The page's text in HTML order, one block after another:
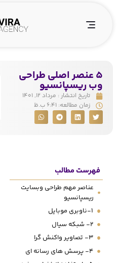
5 عنصر اصلی طراحی
وب ریسپانسیو
تاریخ انتشار : مرداد ۱۲, ۱۴۰۱
زمان مطالعه: ۶:۴۱ ب.ظ
فهرست مطالب
عناصر مهم طراحی وبسایت
ریسپانسیو
1-ناوبری موبایل
2- شبکه سیال
3- تصاویر واکنش گرا
4- پرسش های رسانه ای